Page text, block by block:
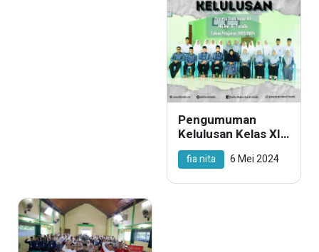
Pengumuman
Kelulusan Kelas XII
IPS MA Dar Al-
Faradis
fia nita 6 Mei 2024